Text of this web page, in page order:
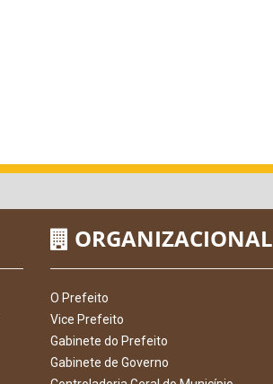
ORGANIZACIONAL
O Prefeito
Vice Prefeito
Gabinete do Prefeito
Gabinete de Governo